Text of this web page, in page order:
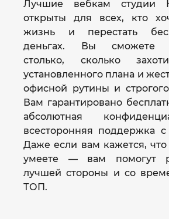
Лучшие вебкам студии
открыты для всех, кто
жизнь и перестать
деньгах. Вы сможете
столько, сколько
установленного плана и
офисной рутины и строгого
Вам гарантировано
абсолютная
всесторонняя поддержка
Даже если вам кажется,
умеете — вам помогут
лучшей стороны и со
ТОП.